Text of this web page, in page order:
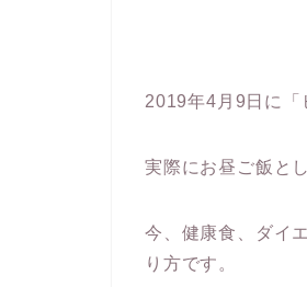
2019年4月9日に「
実際にお昼ご飯と
今、健康食、ダイ
り方です。